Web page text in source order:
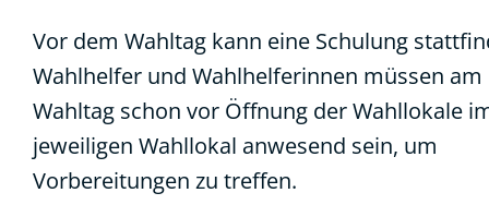
Vor dem Wahltag kann eine Schulung
Wahlhelfer und Wahlhelferinnen müssen am
Wahltag schon vor Öffnung der Wahllokale
jeweiligen Wahllokal anwesend sein, um
Vorbereitungen zu treffen.